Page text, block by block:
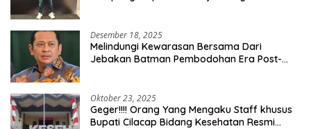
Desember 18, 2025
Melindungi Kewarasan Bersama Dari
Jebakan Batman Pembodohan Era Post-
Oktober 23, 2025
Geger!!!! Orang Yang Mengaku Staff khusus
Bupati Cilacap Bidang Kesehatan Resmi